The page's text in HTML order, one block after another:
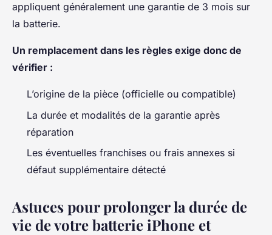
appliquent généralement une garantie de 3 mois sur
la batterie.
Un remplacement dans les règles exige donc de
vérifier :
L’origine de la pièce (officielle ou compatible)
La durée et modalités de la garantie après
réparation
Les éventuelles franchises ou frais annexes si
défaut supplémentaire détecté
Astuces pour prolonger la durée de
vie de votre batterie iPhone et